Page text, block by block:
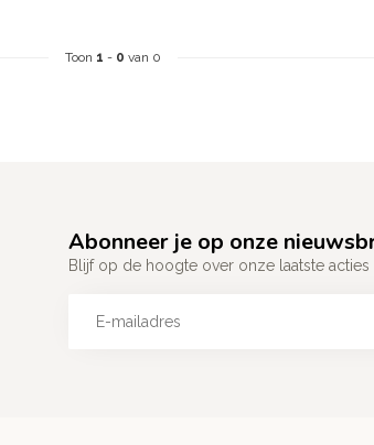
Toon 1 - 0 van 0
Abonneer je op onze
Blijf op de hoogte over onze laatste acties